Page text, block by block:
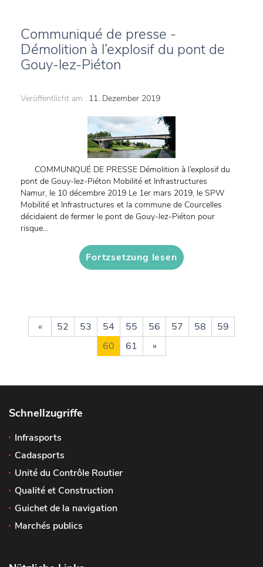
Communiqué de presse -
Démolition à l’explosif du pont de
Gouy-lez-Piéton
Veröffentlicht am : 11. Dezember 2019
COMMUNIQUÉ DE PRESSE Démolition à l’explosif du
pont de Gouy-lez-Piéton Mobilité et Infrastructures
Namur, le 10 décembre 2019 Le 1er mars 2019, le SPW
Mobilité et Infrastructures et la commune de Courcelles
décidaient de fermer le pont de Gouy-lez-Piéton pour
risque...
Fortzsetzung lesen
« 52 53 54 55 56 57 58
59
60
61 »
Schnellzugriffe
Infrasports
Cadasports
Unité du Contrôle Routier
Qualité et Construction
Guichet de la navigation
Marchés publics